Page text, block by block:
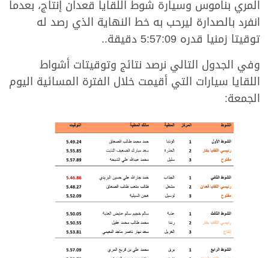
المري بناموس وسيارة شوط اللقايا قعدان إنتاج، بعدما
انفرد بالصدارة ليرحب به خط النهاية الذي رصد له
توقيتا زمنيا قدره 5:57:09 دقيقة..
وفي الجدول التالي نرصد نتائج وتوقيتات أشواط
اللقايا سيارات التي أقيمت خلال الفترة المسائية اليوم
الجمعة: